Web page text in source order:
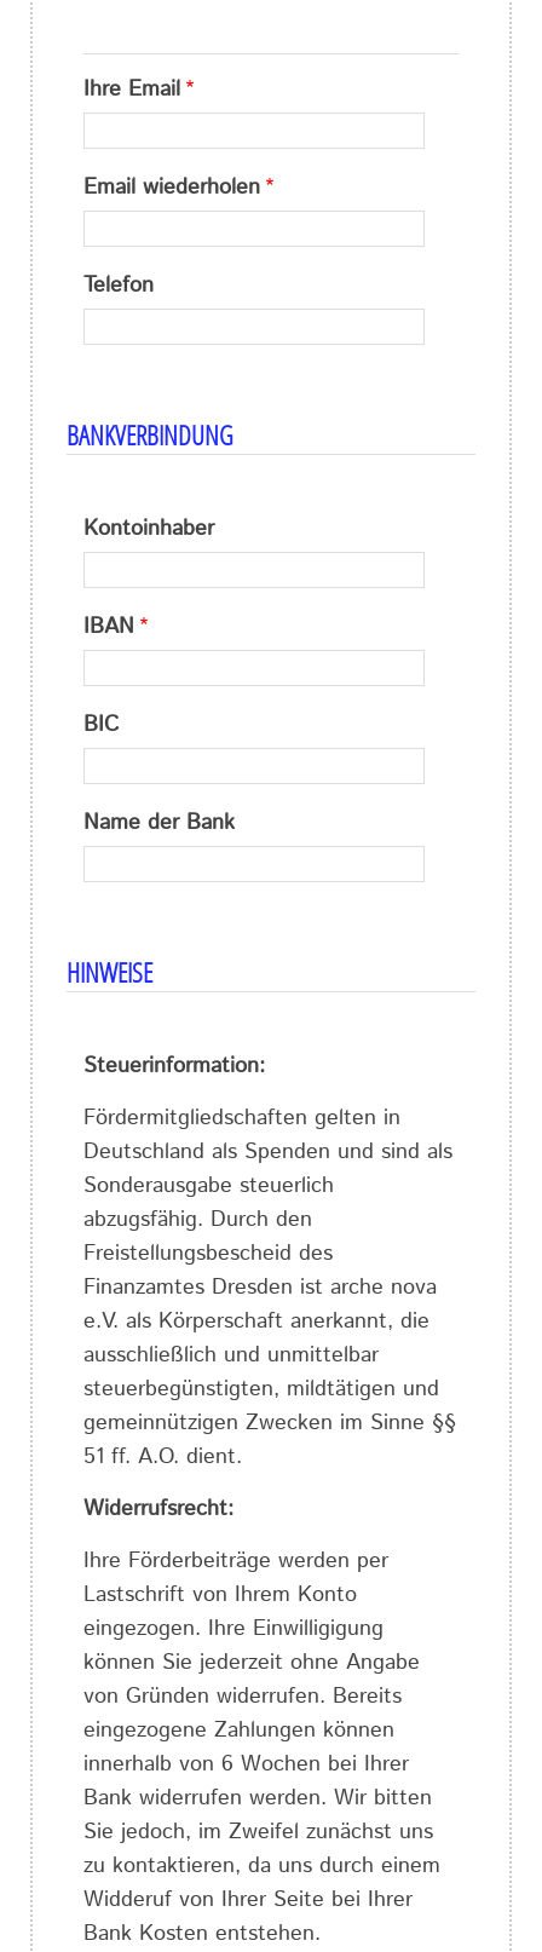
IHRE
EMAIL
Ihre Email
Email wiederholen
Telefon
BANKVERBINDUNG
Kontoinhaber
IBAN
BIC
Name der Bank
HINWEISE
Steuerinformation:
Fördermitgliedschaften gelten in
Deutschland als Spenden und sind als
Sonderausgabe steuerlich
abzugsfähig. Durch den
Freistellungsbescheid des
Finanzamtes Dresden ist arche nova
e.V. als Körperschaft anerkannt, die
ausschließlich und unmittelbar
steuerbegünstigten, mildtätigen und
gemeinnützigen Zwecken im Sinne §§
51 ff. A.O. dient.
Widerrufsrecht:
Ihre Förderbeiträge werden per
Lastschrift von Ihrem Konto
eingezogen. Ihre Einwilligigung
können Sie jederzeit ohne Angabe
von Gründen widerrufen. Bereits
eingezogene Zahlungen können
innerhalb von 6 Wochen bei Ihrer
Bank widerrufen werden. Wir bitten
Sie jedoch, im Zweifel zunächst uns
zu kontaktieren, da uns durch einem
Widderuf von Ihrer Seite bei Ihrer
Bank Kosten entstehen.